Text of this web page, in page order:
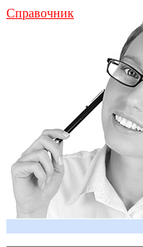
Справочник